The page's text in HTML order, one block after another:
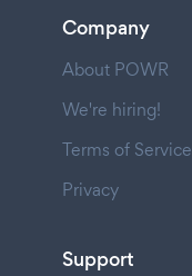
Company
About POWR
We're hiring!
Terms of Service
Privacy
Support